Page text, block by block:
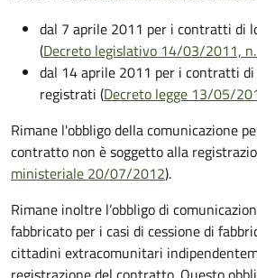
dal 7 aprile 2011 per i contratti di
(Decreto legislativo 14/03/2011,
dal 14 aprile 2011 per i contratti
registrati (Decreto legge 13/05/
Rimane l'obbligo della comunicazione
contratto non è soggetto alla
ministeriale 20/07/2012).
Rimane inoltre l’obbligo di
fabbricato per i casi di cessione di
cittadini extracomunitari